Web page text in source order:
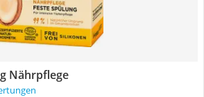
Nährpflege